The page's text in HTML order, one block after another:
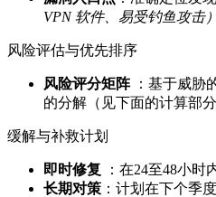
VPN 软件、易受钓鱼攻击）
风险评估与优先排序
风险评分矩阵：基于威胁
的分解（见下面的计算部分
缓解与补救计划
即时修复 ：在24至48小时
长期对策 ：计划在下个季